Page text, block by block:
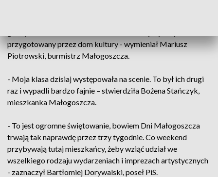
przygotowany przez dom kultury - wymieniał Mariusz
Piotrowski, burmistrz Małogoszcza.
- Moja klasa dzisiaj występowała na scenie. To był ich drugi
raz i wypadli bardzo fajnie – stwierdziła Bożena Stańczyk,
mieszkanka Małogoszcza.
- To jest ogromne świętowanie, bowiem Dni Małogoszcza
trwają tak naprawdę przez trzy tygodnie. Co weekend
przybywają tutaj mieszkańcy, żeby wziąć udział we
wszelkiego rodzaju wydarzeniach i imprezach artystycznych
- zaznaczył Bartłomiej Dorywalski, poseł PiS.